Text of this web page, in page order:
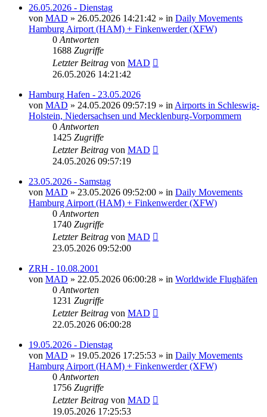
26.05.2026 - Dienstag
von MAD » 26.05.2026 14:21:42 » in Daily Movements
Hamburg Airport (HAM) + Finkenwerder (XFW)
0 Antworten
1688 Zugriffe
Letzter Beitrag von MAD
26.05.2026 14:21:42
Hamburg Hafen - 23.05.2026
von MAD » 24.05.2026 09:57:19 » in Airports in Schleswig-
Holstein, Niedersachsen und Mecklenburg-Vorpommern
0 Antworten
1425 Zugriffe
Letzter Beitrag von MAD
24.05.2026 09:57:19
23.05.2026 - Samstag
von MAD » 23.05.2026 09:52:00 » in Daily Movements
Hamburg Airport (HAM) + Finkenwerder (XFW)
0 Antworten
1740 Zugriffe
Letzter Beitrag von MAD
23.05.2026 09:52:00
ZRH - 10.08.2001
von MAD » 22.05.2026 06:00:28 » in Worldwide Flughäfen
0 Antworten
1231 Zugriffe
Letzter Beitrag von MAD
22.05.2026 06:00:28
19.05.2026 - Dienstag
von MAD » 19.05.2026 17:25:53 » in Daily Movements
Hamburg Airport (HAM) + Finkenwerder (XFW)
0 Antworten
1756 Zugriffe
Letzter Beitrag von MAD
19.05.2026 17:25:53